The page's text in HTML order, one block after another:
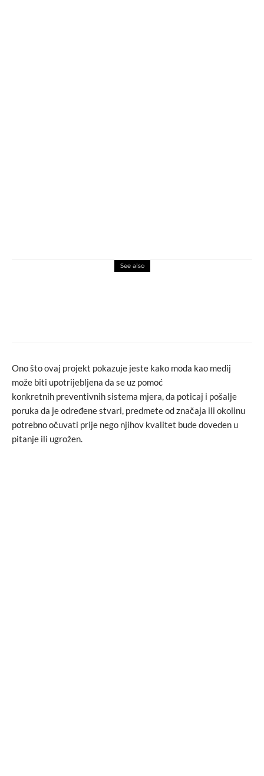
See also
Ono što ovaj projekt pokazuje jeste kako moda kao medij
može biti upotrijebljena da se uz pomoć
konkretnih preventivnih sistema mjera, da poticaj i pošalje
poruka da je određene stvari, predmete od značaja ili okolinu
potrebno očuvati prije nego njihov kvalitet bude doveden u
pitanje ili ugrožen.